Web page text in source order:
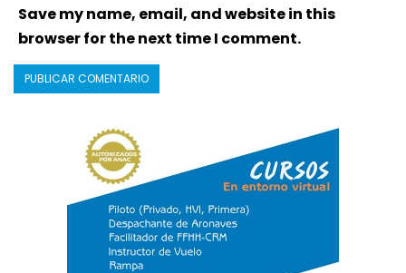
Save my name, email, and website in this
browser for the next time I comment.